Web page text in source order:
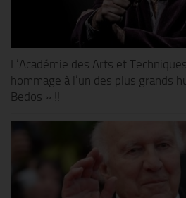
L’Académie des Arts et
hommage à l’un des plus grands
Bedos » !!